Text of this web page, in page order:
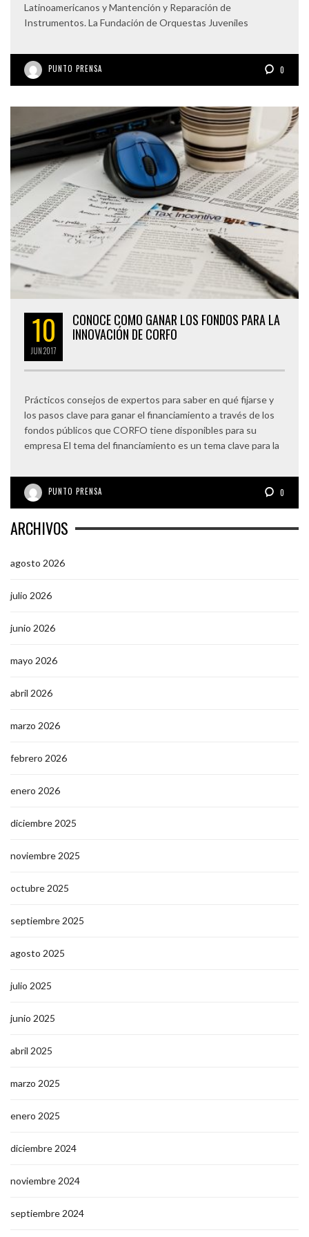
Latinoamericanos y Mantención y Reparación de
Instrumentos. La Fundación de Orquestas Juveniles
PUNTO PRENSA 0
10
JUN2017
CONOCE COMO GANAR LOS FONDOS PARA LA
INNOVACIÓN DE CORFO
Prácticos consejos de expertos para saber en qué fijarse y
los pasos clave para ganar el financiamiento a través de los
fondos públicos que CORFO tiene disponibles para su
empresa El tema del financiamiento es un tema clave para la
PUNTO PRENSA 0
ARCHIVOS
agosto 2026
julio 2026
junio 2026
mayo 2026
abril 2026
marzo 2026
febrero 2026
enero 2026
diciembre 2025
noviembre 2025
octubre 2025
septiembre 2025
agosto 2025
julio 2025
junio 2025
abril 2025
marzo 2025
enero 2025
diciembre 2024
noviembre 2024
septiembre 2024